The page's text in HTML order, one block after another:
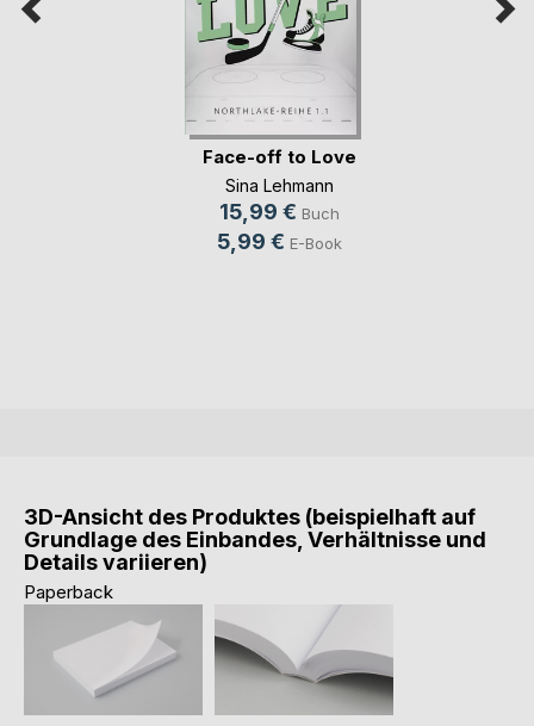
Face-off to Love
Sina Lehmann
15,99 € Buch
5,99 € E-Book
3D-Ansicht des Produktes (beispielhaft auf
Grundlage des Einbandes, Verhältnisse und
Details variieren)
Paperback